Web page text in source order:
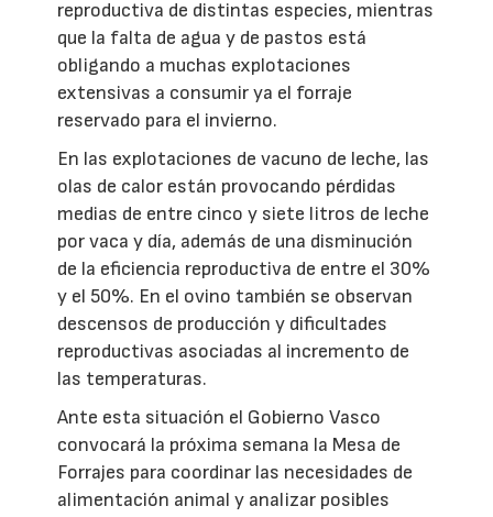
reproductiva de distintas especies, mientras
que la falta de agua y de pastos está
obligando a muchas explotaciones
extensivas a consumir ya el forraje
reservado para el invierno.
En las explotaciones de vacuno de leche, las
olas de calor están provocando pérdidas
medias de entre cinco y siete litros de leche
por vaca y día, además de una disminución
de la eficiencia reproductiva de entre el 30%
y el 50%. En el ovino también se observan
descensos de producción y dificultades
reproductivas asociadas al incremento de
las temperaturas.
Ante esta situación el Gobierno Vasco
convocará la próxima semana la Mesa de
Forrajes para coordinar las necesidades de
alimentación animal y analizar posibles